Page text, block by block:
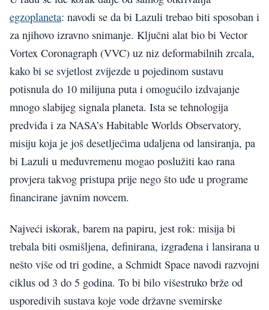
egzoplaneta: navodi se da bi Lazuli trebao biti sposoban i
za njihovo izravno snimanje. Ključni alat bio bi Vector
Vortex Coronagraph (VVC) uz niz deformabilnih zrcala,
kako bi se svjetlost zvijezde u pojedinom sustavu
potisnula do 10 milijuna puta i omogućilo izdvajanje
mnogo slabijeg signala planeta. Ista se tehnologija
predviđa i za NASA’s Habitable Worlds Observatory,
misiju koja je još desetljećima udaljena od lansiranja, pa
bi Lazuli u međuvremenu mogao poslužiti kao rana
provjera takvog pristupa prije nego što uđe u programe
financirane javnim novcem.
Najveći iskorak, barem na papiru, jest rok: misija bi
trebala biti osmišljena, definirana, izgrađena i lansirana u
nešto više od tri godine, a Schmidt Space navodi razvojni
ciklus od 3 do 5 godina. To bi bilo višestruko brže od
usporedivih sustava koje vode državne svemirske